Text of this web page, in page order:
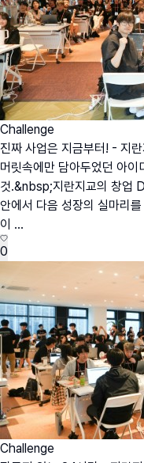
Challenge
진짜 사업은 지금부터! - 지
머릿속에만 담아두었던 아
것.&nbsp;지란지교의 창업
안에서 다음 성장의 실마리
이 ...
0
Challenge